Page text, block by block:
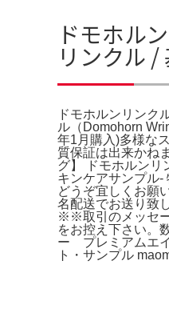
ドモホル
リンクル
ドモホルンリンク
ル（Domohorn
年1月購入)多様な
質保証は出来かね
グ】 ドモホルンリ
キンケアサンプル
どうぞ宜しくお願
名配送でお送り
※※取引のメッセ
をお控え下さい。
ー プレミアムエ
ト・サンプル